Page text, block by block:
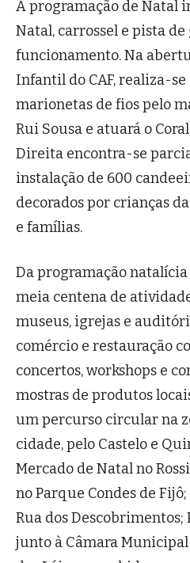
A programação de Natal
Natal, carrossel e pista de
funcionamento. Na
Infantil do CAF, realiza-
marionetas de fios pelo
Rui Sousa e atuará o
Direita encontra-se
instalação de 600
decorados por crianças
e famílias.
Da programação
meia centena de
museus, igrejas e
comércio e restauração
concertos, workshops e
mostras de produtos
um percurso circular na
cidade, pelo Castelo e
Mercado de Natal no
no Parque Condes de
Rua dos Descobrimentos;
junto à Câmara Municipal